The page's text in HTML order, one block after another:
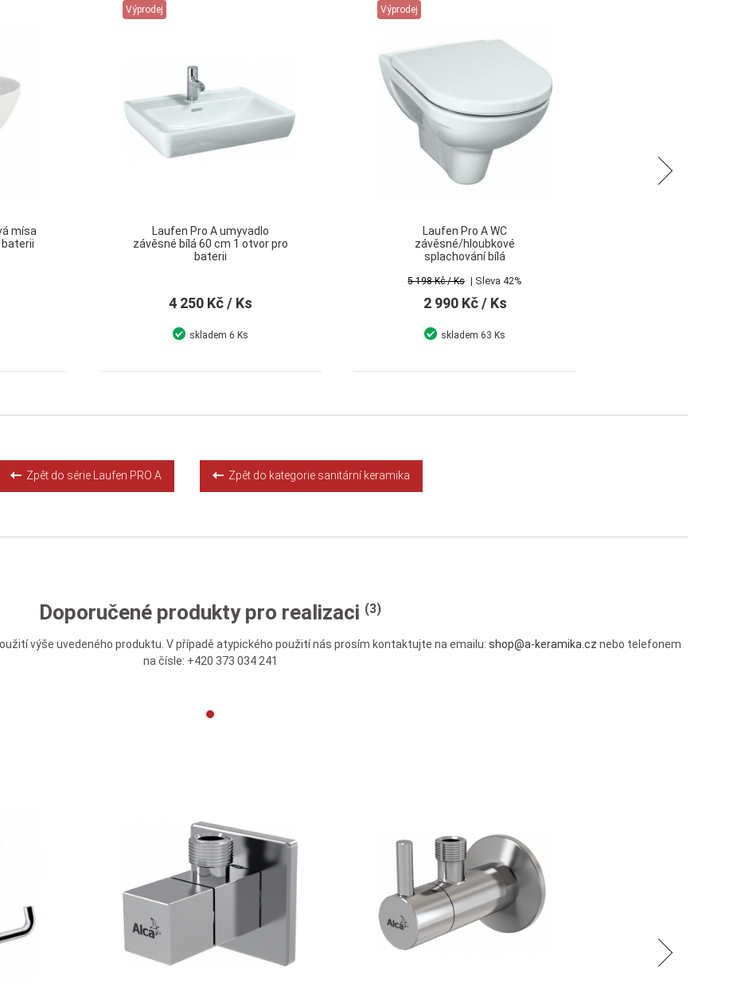
mísa
Výprodej
Laufen Pro A umyvadlo
závěsné bílá 60 cm 1 otvor pro
baterii
4 250 Kč/ Ks
skladem 6 Ks
Výprodej
Laufen Pro A WC
závěsné/hloubkové
splachování bílá
5 198 Kč/ Ks | Sleva 42%
2 990 Kč/ Ks
skladem 63 Ks
Zpět do série Laufen PRO A Zpět do kategorie sanitární keramika
Doporučené produkty pro realizaci (3)
výše uvedeného produktu. V případě atypického použití nás prosím kontaktujte na emailu: shop@a-keramika.cz nebo telefonem
na čísle: +420 373 034 241